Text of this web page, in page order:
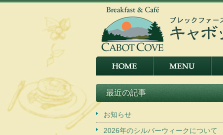
最近の記事
お知らせ
2026年のシルバーウィークについて